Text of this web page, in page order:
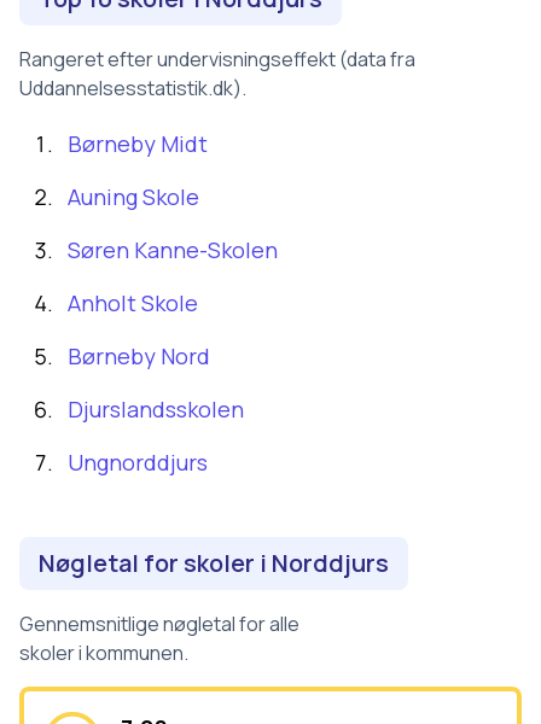
Rangeret efter undervisningseffekt (data fra
Uddannelsesstatistik.dk).
Børneby Midt
Auning Skole
Søren Kanne-Skolen
Anholt Skole
Børneby Nord
Djurslandsskolen
Ungnorddjurs
Nøgletal for skoler i Norddjurs
Gennemsnitlige nøgletal for alle
skoler i kommunen.